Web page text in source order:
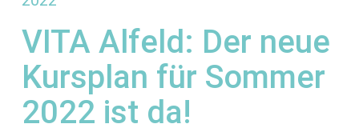
VITA Alfeld: Der neue
Kursplan für Sommer
2022 ist da!